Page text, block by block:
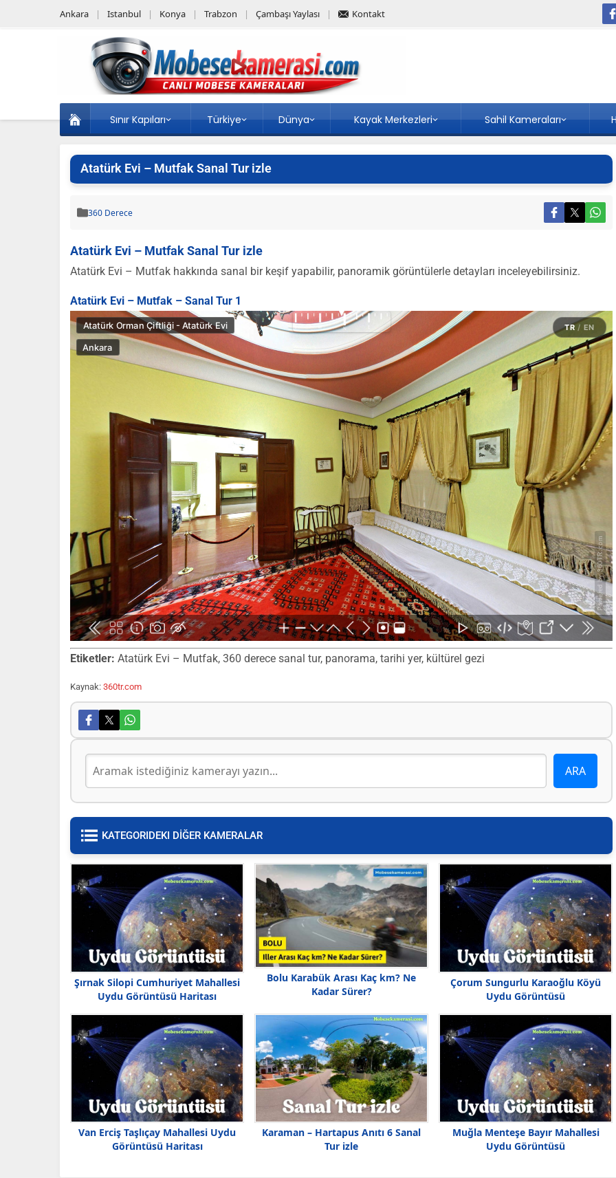
Ankara Istanbul Konya Trabzon Çambaşı Yaylası Kontakt
Sınır Kapıları Türkiye Dünya Kayak Merkezleri Sahil Kameraları
Atatürk Evi – Mutfak Sanal Tur izle
360 Derece
Atatürk Evi – Mutfak Sanal Tur izle
Atatürk Evi – Mutfak hakkında sanal bir keşif yapabilir, panoramik görüntülerle detayları inceleyebilirsiniz.
Atatürk Evi – Mutfak – Sanal Tur 1
Etiketler: Atatürk Evi – Mutfak, 360 derece sanal tur, panorama, tarihi yer, kültürel gezi
Kaynak: 360tr.com
KATEGORIDEKI DİĞER KAMERALAR
Şırnak Silopi Cumhuriyet Mahallesi
Uydu Görüntüsü Haritası
Bolu Karabük Arası Kaç km? Ne
Kadar Sürer?
Çorum Sungurlu Karaoğlu Köyü
Uydu Görüntüsü
Van Erciş Taşlıçay Mahallesi Uydu
Görüntüsü Haritası
Karaman – Hartapus Anıtı 6 Sanal
Tur izle
Muğla Menteşe Bayır Mahallesi
Uydu Görüntüsü